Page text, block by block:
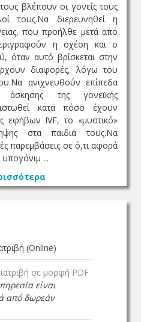
βλέπουν οι γονείς τους
τους.Να διερευνηθεί η
που προήλθε μετά από
η σχέση και ο
όταν αυτό βρίσκεται στην
διαφορές, λόγω του
ανιχνευθούν επίπεδα
της γονεϊκής
κατά πόσο έχουν
εφήβων IVF, το «μυστικό»
στα παιδιά τους.Να
παρεμβάσεις σε ό,τι αφορά
...
(Online)
σε μορφή PDF
είναι
από δωρεάν